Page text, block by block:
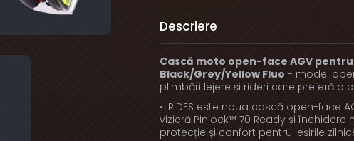
Descriere
Cască moto open-face AGV pentru
Black/Grey/Yellow Fluo - model
plimbări lejere și rideri care preferă o
• IRIDES este noua cască open-face
vizieră Pinlock™ 70 Ready și
protecție și confort pentru ieșirile